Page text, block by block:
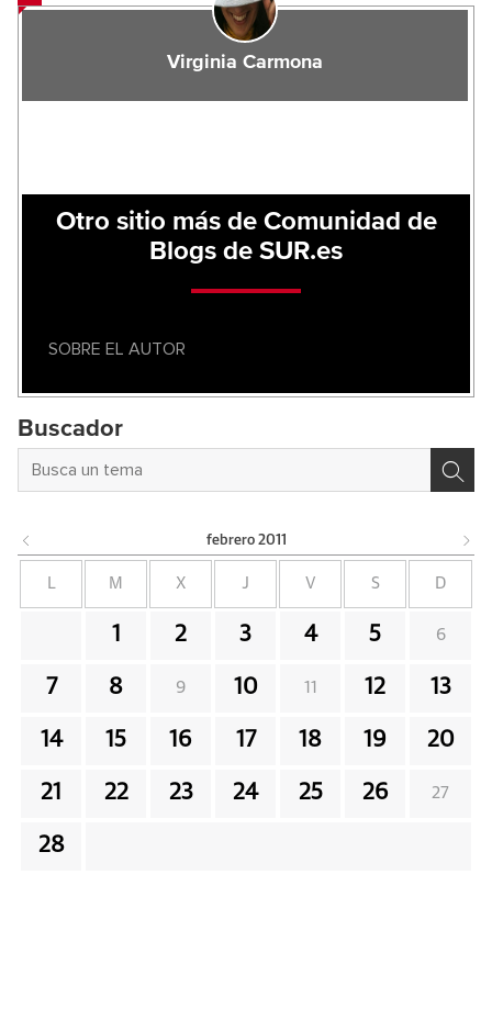
Virginia Carmona
Otro sitio más de Comunidad de
Blogs de SUR.es
SOBRE EL AUTOR
Buscador
febrero 2011
L M X J V S D
1 2 3 4 5 6
7 8 9 10 11 12 13
14 15 16 17 18 19 20
21 22 23 24 25 26 27
28